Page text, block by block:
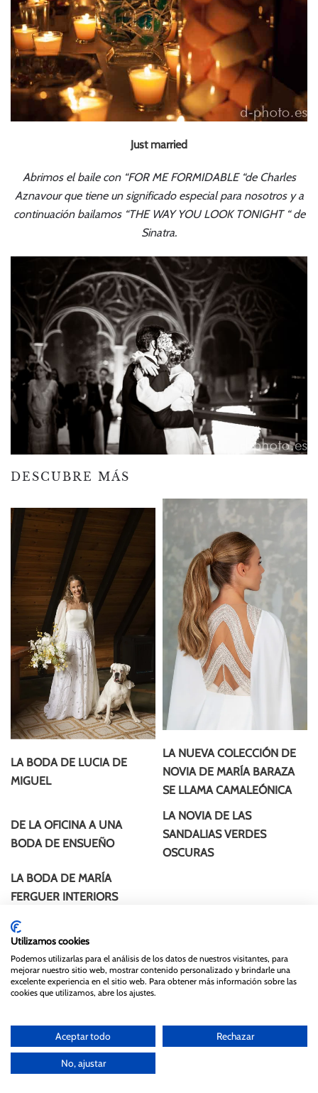
Just married
Abrimos el baile con “FOR ME FORMIDABLE “de Charles
Aznavour que tiene un significado especial para nosotros y a
continuación bailamos “THE WAY YOU LOOK TONIGHT “ de
Sinatra.
DESCUBRE MÁS
LA BODA DE LUCIA DE
MIGUEL
LA NUEVA COLECCIÓN DE
NOVIA DE MARÍA BARAZA
SE LLAMA CAMALEÓNICA
DE LA OFICINA A UNA
BODA DE ENSUEÑO
LA NOVIA DE LAS
SANDALIAS VERDES
OSCURAS
LA BODA DE MARÍA
FERGUER INTERIORS
info@lasbodasdetatin.com
Utilizamos cookies
Podemos utilizarlas para el análisis de los datos de nuestros visitantes, para
mejorar nuestro sitio web, mostrar contenido personalizado y brindarle una
excelente experiencia en el sitio web. Para obtener más información sobre las
cookies que utilizamos, abre los ajustes.
Aceptar todo Rechazar
No, ajustar